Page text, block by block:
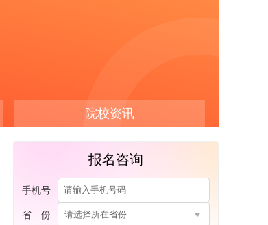
院校资讯
报名咨询
手机号
省 份 请选择所在省份